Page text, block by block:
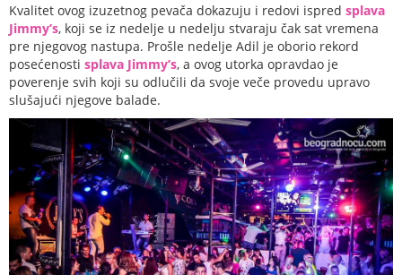
Kvalitet ovog izuzetnog pevača dokazuju i redovi ispred splava
Jimmy’s, koji se iz nedelje u nedelju stvaraju čak sat vremena
pre njegovog nastupa. Prošle nedelje Adil je oborio rekord
posećenosti splava Jimmy’s, a ovog utorka opravdao je
poverenje svih koji su odlučili da svoje veče provedu upravo
slušajući njegove balade.